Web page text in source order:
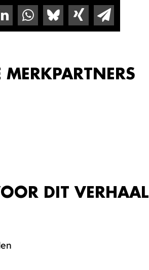
MERKPARTNERS
DIT VERHAAL